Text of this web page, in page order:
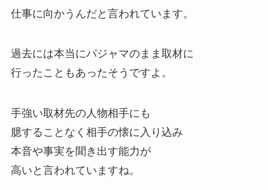
仕事に向かうんだと言われています。
過去には本当にパジャマのまま取材に
行ったこともあったそうですよ。
手強い取材先の人物相手にも
臆することなく相手の懐に入り込み
本音や事実を聞き出す能力が
高いと言われていますね。